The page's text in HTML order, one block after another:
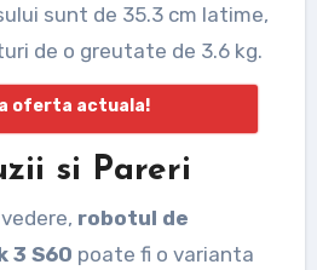
sunt de 35.3 cm latime,
de o greutate de 3.6 kg.
oferta actuala!
si Pareri
robotul de
3 S60 poate fi o varianta